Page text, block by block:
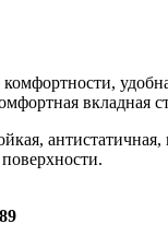
вкладная